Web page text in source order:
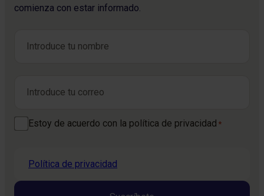
comienza con estar informado.
Consentimiento *
Estoy de acuerdo con la política de privacidad *
Política de privacidad